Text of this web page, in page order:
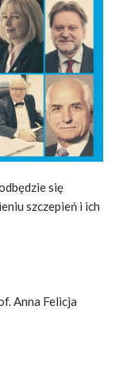
się
szczepień i ich
Anna Felicja